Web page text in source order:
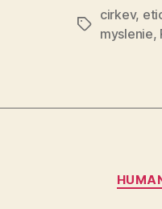
Značky
cirkev,
myslenie,